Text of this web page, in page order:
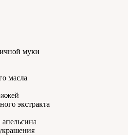
муки
масла
экстракта